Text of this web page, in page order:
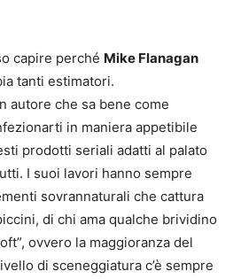
capire perché Mike Flanagan
tanti estimatori.
autore che sa bene come
in maniera appetibile
prodotti seriali adatti al palato
I suoi lavori hanno sempre
sovrannaturali che cattura
di chi ama qualche brividino
ovvero la maggioranza del
di sceneggiatura c’è sempre